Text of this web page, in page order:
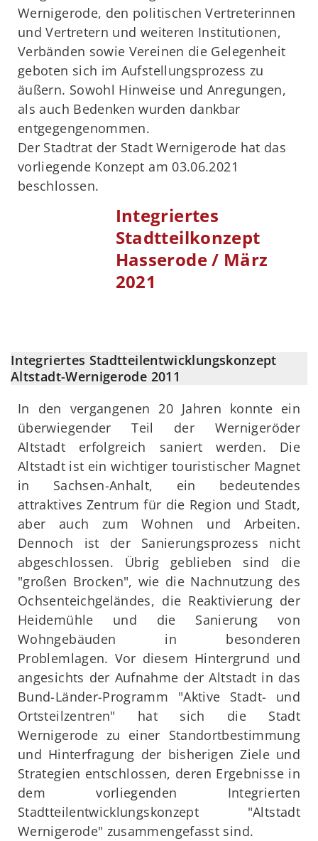
Wernigerode, den politischen Vertreterinnen
und Vertretern und weiteren Institutionen,
Verbänden sowie Vereinen die Gelegenheit
geboten sich im Aufstellungsprozess zu
äußern. Sowohl Hinweise und Anregungen,
als auch Bedenken wurden dankbar
entgegengenommen.
Der Stadtrat der Stadt Wernigerode hat das
vorliegende Konzept am 03.06.2021
beschlossen.
Integriertes
Stadtteilkonzept
Hasserode / März
2021
Integriertes Stadtteilentwicklungskonzept
Altstadt-Wernigerode 2011
In den vergangenen 20 Jahren konnte ein
überwiegender Teil der Wernigeröder
Altstadt erfolgreich saniert werden. Die
Altstadt ist ein wichtiger touristischer Magnet
in Sachsen-Anhalt, ein bedeutendes
attraktives Zentrum für die Region und Stadt,
aber auch zum Wohnen und Arbeiten.
Dennoch ist der Sanierungsprozess nicht
abgeschlossen. Übrig geblieben sind die
"großen Brocken", wie die Nachnutzung des
Ochsenteichgeländes, die Reaktivierung der
Heidemühle und die Sanierung von
Wohngebäuden in besonderen
Problemlagen. Vor diesem Hintergrund und
angesichts der Aufnahme der Altstadt in das
Bund-Länder-Programm "Aktive Stadt- und
Ortsteilzentren" hat sich die Stadt
Wernigerode zu einer Standortbestimmung
und Hinterfragung der bisherigen Ziele und
Strategien entschlossen, deren Ergebnisse in
dem vorliegenden Integrierten
Stadtteilentwicklungskonzept "Altstadt
Wernigerode" zusammengefasst sind.